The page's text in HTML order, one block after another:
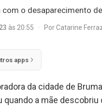
o desaparecimento
às 20:55 · PorCatarine
apps
da cidade de
quando a mãe